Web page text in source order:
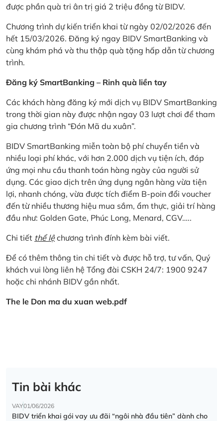
được phần quà tri ân trị giá 2 triệu đồng từ BIDV.
Chương trình dự kiến triển khai từ ngày 02/02/2026 đến
hết 15/03/2026. Đăng ký ngay BIDV SmartBanking và
cùng khám phá và thu thập quà tặng hấp dẫn từ chương
trình.
Đăng ký SmartBanking – Rinh quà liền tay
Các khách hàng đăng ký mới dịch vụ BIDV SmartBanking
trong thời gian này được nhận ngay 03 lượt chơi để tham
gia chương trình “Đón Mã du xuân”.
BIDV SmartBanking miễn toàn bộ phí chuyển tiền và
nhiều loại phí khác, với hơn 2.000 dịch vụ tiện ích, đáp
ứng mọi nhu cầu thanh toán hàng ngày của người sử
dụng. Các giao dịch trên ứng dụng ngân hàng vừa tiện
lợi, nhanh chóng, vừa được tích điểm B-poin đổi voucher
đến từ nhiều thương hiệu mua sắm, ẩm thực, giải trí hàng
đầu như: Golden Gate, Phúc Long, Menard, CGV…..
Chi tiết thể lệchương trình đính kèm bài viết.
Để có thêm thông tin chi tiết và được hỗ trợ, tư vấn, Quý
khách vui lòng liên hệ Tổng đài CSKH 24/7: 1900 9247
hoặc chi nhánh BIDV gần nhất.
The le Don ma du xuan web.pdf
Tin bài khác
VAY01/06/2026
BIDV triển khai gói vay ưu đãi “ngôi nhà đầu tiên” dành cho